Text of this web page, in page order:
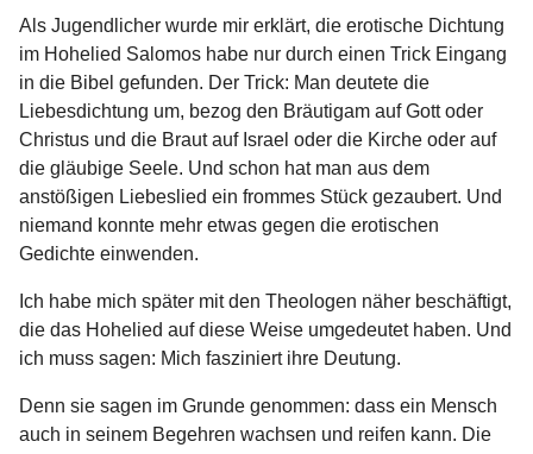
Als Jugendlicher wurde mir erklärt, die erotische Dichtung
im Hohelied Salomos habe nur durch einen Trick Eingang
in die Bibel gefunden. Der Trick: Man deutete die
Liebesdichtung um, bezog den Bräutigam auf Gott oder
Christus und die Braut auf Israel oder die Kirche oder auf
die gläubige Seele. Und schon hat man aus dem
anstößigen Liebeslied ein frommes Stück gezaubert. Und
niemand konnte mehr etwas gegen die erotischen
Gedichte einwenden.
Ich habe mich später mit den Theologen näher beschäftigt,
die das Hohelied auf diese Weise umgedeutet haben. Und
ich muss sagen: Mich fasziniert ihre Deutung.
Denn sie sagen im Grunde genommen: dass ein Mensch
auch in seinem Begehren wachsen und reifen kann. Die